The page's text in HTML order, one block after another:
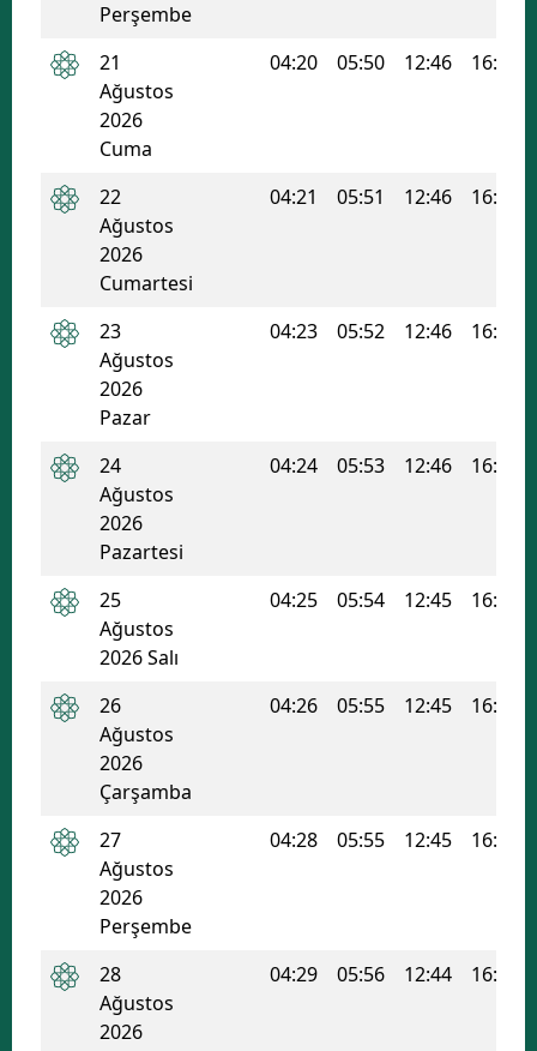
Perşembe
21
Ağustos
2026
Cuma
04:20 05:50 12:46 16:31
22
Ağustos
2026
Cumartesi
04:21 05:51 12:46 16:30
23
Ağustos
2026
Pazar
04:23 05:52 12:46 16:29
24
Ağustos
2026
Pazartesi
04:24 05:53 12:46 16:29
25
Ağustos
2026 Salı
04:25 05:54 12:45 16:28
26
Ağustos
2026
Çarşamba
04:26 05:55 12:45 16:27
27
Ağustos
2026
Perşembe
04:28 05:55 12:45 16:26
28
Ağustos
2026
04:29 05:56 12:44 16:26